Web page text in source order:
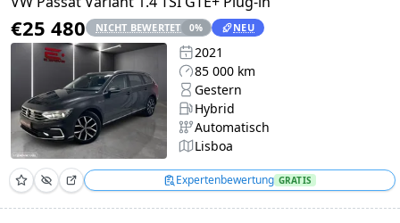
€25 480 NICHT BEWERTET 0% NEU
2021
85 000 km
Gestern
Hybrid
Automatisch
Lisboa
Expertenbewertung GRATIS